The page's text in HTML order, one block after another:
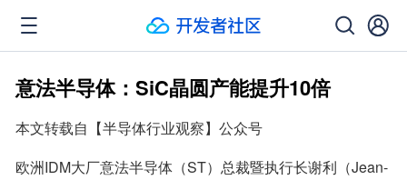
意法半导体：SiC晶圆产能提升10倍
本文转载自【半导体行业观察】公众号
欧洲IDM大厂意法半导体（ST）总裁暨执行长谢利（Jean-